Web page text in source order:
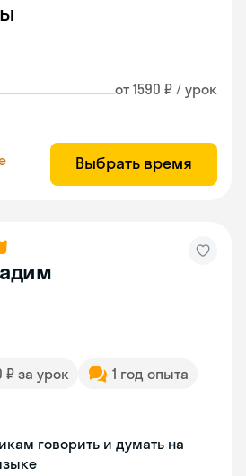
от 1590 ₽ / урок
Выбрать время
₽ за урок
1 год опыта
говорить и думать на